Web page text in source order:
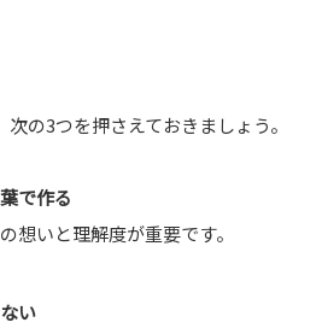
の3つを押さえておきましょう。
で作る
想いと理解度が重要です。
い